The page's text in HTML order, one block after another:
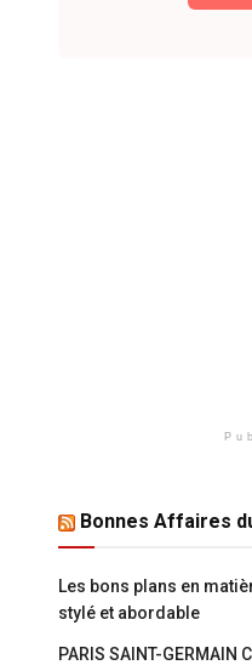
Bonnes Affaires
Les bons plans en
stylé et abordable
PARIS SAINT-